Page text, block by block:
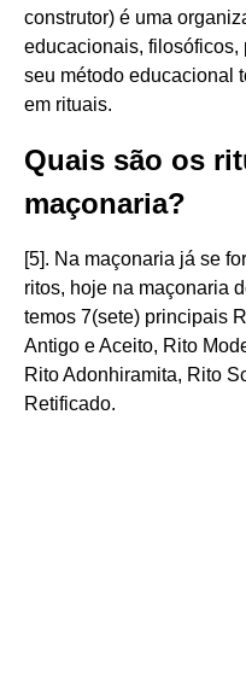
construtor) é uma
educacionais, filosóficos,
seu método educacional
em rituais.
Quais são os
maçonaria?
[5]. Na maçonaria já se
ritos, hoje na maçonaria
temos 7(sete) principais
Antigo e Aceito, Rito
Rito Adonhiramita, Rito
Retificado.